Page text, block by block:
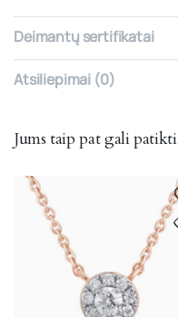
Deimantų sertifikatai
Atsiliepimai (0)
Jums taip pat gali patikti